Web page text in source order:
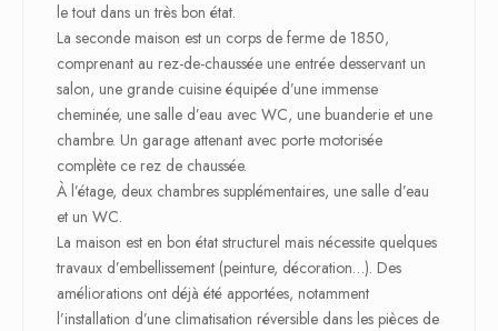
le tout dans un très bon état.
La seconde maison est un corps de ferme de 1850,
comprenant au rez-de-chaussée une entrée desservant un
salon, une grande cuisine équipée d’une immense
cheminée, une salle d’eau avec WC, une buanderie et une
chambre. Un garage attenant avec porte motorisée
complète ce rez de chaussée.
À l’étage, deux chambres supplémentaires, une salle d’eau
et un WC.
La maison est en bon état structurel mais nécessite quelques
travaux d’embellissement (peinture, décoration…). Des
améliorations ont déjà été apportées, notamment
l’installation d’une climatisation réversible dans les pièces de